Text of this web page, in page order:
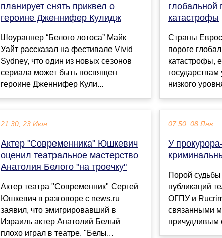
планирует снять приквел о
героине Дженнифер Кулидж
Шоураннер “Белого лотоса” Майк
Уайт рассказал на фестивале Vivid
Sydney, что один из новых сезонов
сериала может быть посвящен
героине Дженнифер Кули...
21:30, 23 Июн
Актер "Современника" Юшкевич
оценил театральное мастерство
Анатолия Белого "на троечку"
Актер театра "Современник" Сергей
Юшкевич в разговоре с news.ru
заявил, что эмигрировавший в
Израиль актер Анатолий Белый
плохо играл в театре. "Белы...
глобальной
катастрофы
Страны
пороге
катастрофы,
государствам
низкого
07:50, 08 Янв
У
Порой судьбы
публикаций
ОГПУ и
связанными
причудливым